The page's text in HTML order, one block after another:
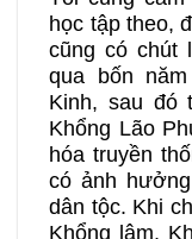
học tập theo,
cũng có chút
qua bốn
Kinh, sau đó
Khổng Lão
hóa truyền
có ảnh
dân tộc. Khi
Khổng lâm,